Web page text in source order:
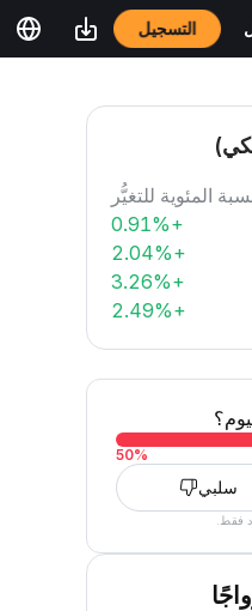
التسجيل
المئوية للتغيُّر
+0.91%
+2.04%
+3.26%
+2.49%
50%
سلبي
فقط.